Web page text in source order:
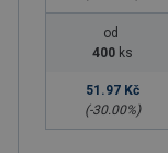
od
400 ks
51.97 Kč
(-30.00%)